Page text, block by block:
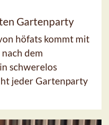
Gartenparty
höfats kommt mit
dem
schwerelos
jeder Gartenparty